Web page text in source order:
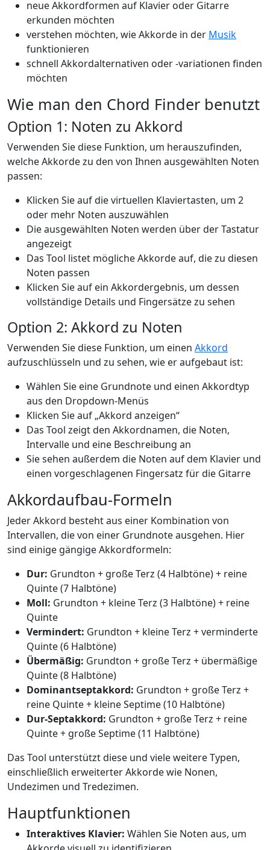
neue Akkordformen auf Klavier oder Gitarre
erkunden möchten
verstehen möchten, wie Akkorde in der Musik
funktionieren
schnell Akkordalternativen oder -variationen finden
möchten
Wie man den Chord Finder benutzt
Option 1: Noten zu Akkord
Verwenden Sie diese Funktion, um herauszufinden,
welche Akkorde zu den von Ihnen ausgewählten Noten
passen:
Klicken Sie auf die virtuellen Klaviertasten, um 2
oder mehr Noten auszuwählen
Die ausgewählten Noten werden über der Tastatur
angezeigt
Das Tool listet mögliche Akkorde auf, die zu diesen
Noten passen
Klicken Sie auf ein Akkordergebnis, um dessen
vollständige Details und Fingersätze zu sehen
Option 2: Akkord zu Noten
Verwenden Sie diese Funktion, um einen Akkord
aufzuschlüsseln und zu sehen, wie er aufgebaut ist:
Wählen Sie eine Grundnote und einen Akkordtyp
aus den Dropdown-Menüs
Klicken Sie auf „Akkord anzeigen“
Das Tool zeigt den Akkordnamen, die Noten,
Intervalle und eine Beschreibung an
Sie sehen außerdem die Noten auf dem Klavier und
einen vorgeschlagenen Fingersatz für die Gitarre
Akkordaufbau-Formeln
Jeder Akkord besteht aus einer Kombination von
Intervallen, die von einer Grundnote ausgehen. Hier
sind einige gängige Akkordformeln:
Dur: Grundton + große Terz (4 Halbtöne) + reine
Quinte (7 Halbtöne)
Moll: Grundton + kleine Terz (3 Halbtöne) + reine
Quinte
Vermindert: Grundton + kleine Terz + verminderte
Quinte (6 Halbtöne)
Übermäßig: Grundton + große Terz + übermäßige
Quinte (8 Halbtöne)
Dominantseptakkord: Grundton + große Terz +
reine Quinte + kleine Septime (10 Halbtöne)
Dur-Septakkord: Grundton + große Terz + reine
Quinte + große Septime (11 Halbtöne)
Das Tool unterstützt diese und viele weitere Typen,
einschließlich erweiterter Akkorde wie Nonen,
Undezimen und Tredezimen.
Hauptfunktionen
Interaktives Klavier: Wählen Sie Noten aus, um